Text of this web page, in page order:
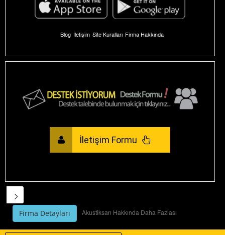
Blog İletişim Site Kuralları Firma Hakkında
İletişim Formu
Firma Detayları Akustiksan Hakkında Daha Fazlası